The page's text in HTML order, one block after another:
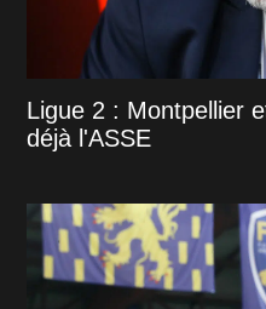
Ligue 2 : Montpellier
déjà l'ASSE